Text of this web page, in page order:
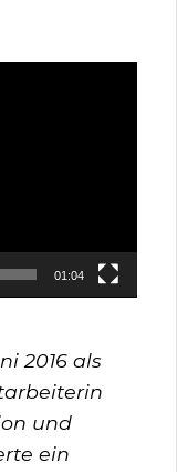
01:04
2016 als
und
ein